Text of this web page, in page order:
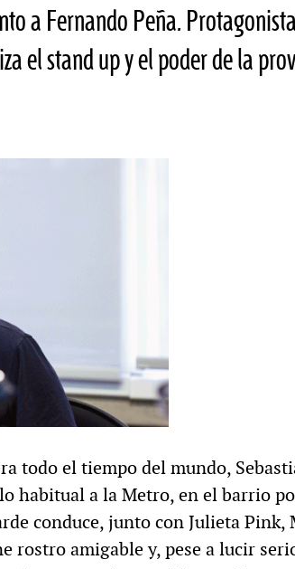
a Fernando Peña.
el stand up y el poder de la
todo el tiempo del mundo,
habitual a la Metro, en el barrio
conduce, junto con Julieta Pink,
rostro amigable y, pese a lucir